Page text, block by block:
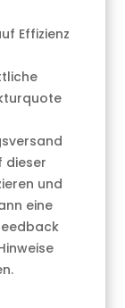
Effizienz
dieser
und
eine